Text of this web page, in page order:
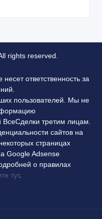
rights reserved.
ответственность за
пользователей. Мы не
ВсеСделки третим лицам.
сайтов на
страницах
Google Adsense
о правилах
тут.